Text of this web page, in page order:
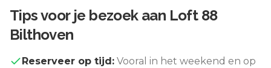
Tips voor je bezoek aan Loft 88
Bilthoven
Reserveer op tijd: Vooral in het weekend en op